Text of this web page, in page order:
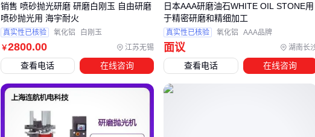
四、少了这套筒，顶尖装得再准也白费
顶尖和主轴之间如果只用普通过渡套，会出现两个致命问题：
锥面配合接触面积不足70%，导致刚性下降
不同心度累积误差超过0.01mm
专用
￥2800.00 江苏无锡
销售 喷砂抛光研磨 研磨白刚玉 自由研磨
喷砂抛光用 海宇耐火
真实性已核验 氧化铝 白刚玉
查看电话 在线咨询
面议 湖南长
日本AAA研磨油石WHITE OIL STONE用
于精密研磨和精细加工
真实性已核验 氧化铝 AAA品牌
查看电话 在线咨询